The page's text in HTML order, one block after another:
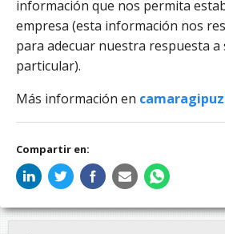
información que nos permita
empresa (esta información nos
para adecuar nuestra respuesta a
particular).
Más información en
Compartir en: